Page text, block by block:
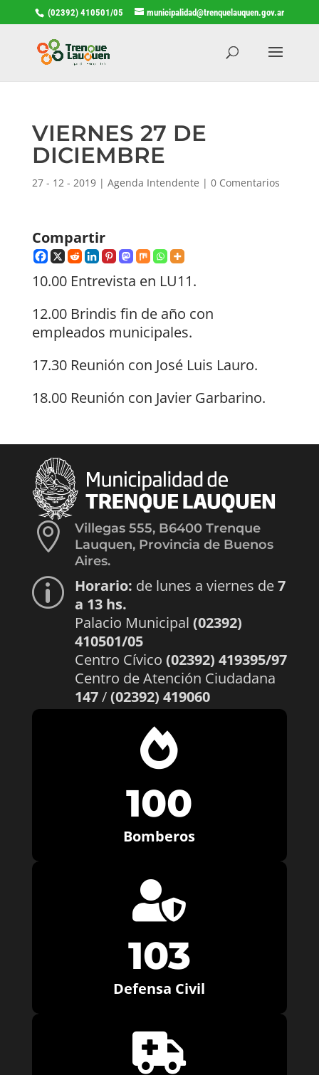
(02392) 410501/05 municipalidad@trenquelauquen.gov.ar
VIERNES 27 DE
DICIEMBRE
27 - 12 - 2019| Agenda Intendente | 0 Comentarios
Compartir
10.00 Entrevista en LU11.
12.00 Brindis fin de año con
empleados municipales.
17.30 Reunión con José Luis Lauro.
18.00 Reunión con Javier Garbarino.

Villegas 555, B6400 Trenque
Lauquen, Provincia de Buenos
Aires.
p Horario: de lunes a viernes de7
a 13 hs.
Palacio Municipal (02392)
410501/05
Centro Cívico (02392) 419395/97
Centro de Atención Ciudadana
147/(02392) 419060

100
Bomberos

103
Defensa Civil
